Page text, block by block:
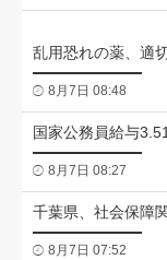
乱用恐れの薬、適
8月7日 08:48
国家公務員給与
8月7日 08:27
千葉県、社会保障
8月7日 07:52